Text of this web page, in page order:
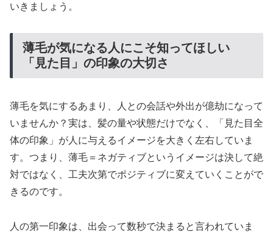
いきましょう。
薄毛が気になる人にこそ知ってほしい
「見た目」の印象の大切さ
薄毛を気にするあまり、人との会話や外出が億劫になって
いませんか？実は、髪の量や状態だけでなく、「見た目全
体の印象」が人に与えるイメージを大きく左右していま
す。つまり、薄毛＝ネガティブというイメージは決して絶
対ではなく、工夫次第でポジティブに変えていくことがで
きるのです。
人の第一印象は、出会って数秒で決まると言われていま